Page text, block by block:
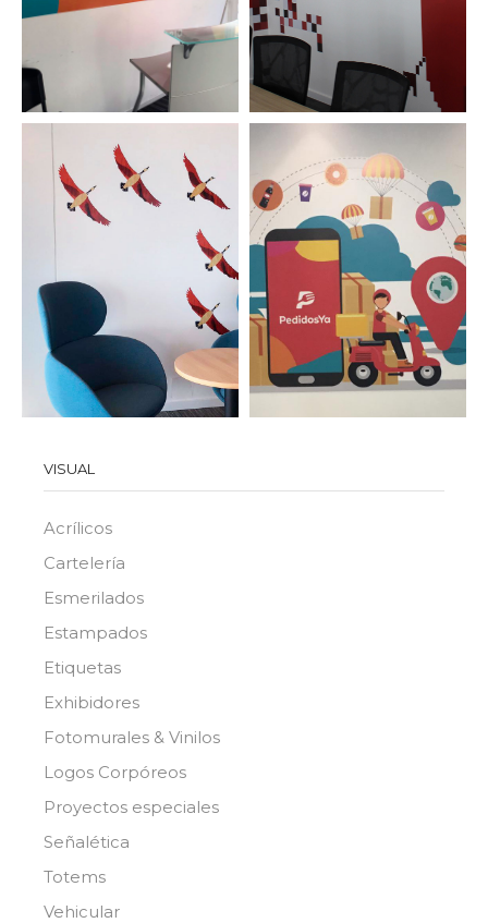
VISUAL
Acrílicos
Cartelería
Esmerilados
Estampados
Etiquetas
Exhibidores
Fotomurales & Vinilos
Logos Corpóreos
Proyectos especiales
Señalética
Totems
Vehicular